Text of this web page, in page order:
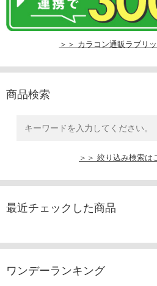
＞＞ カラコン通販ラブリ
商品検索
＞＞ 絞り込み検索は
最近チェックした商品
ワンデーランキング